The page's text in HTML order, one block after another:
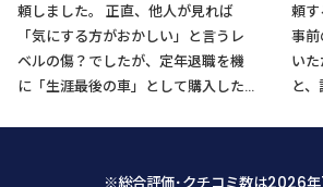
頼しました。 正直、他人が見れば
「気にする方がおかしい」と言うレ
ベルの傷？でしたが、定年退職を機
に「生涯最後の車」として購入した
頼
事
い
と